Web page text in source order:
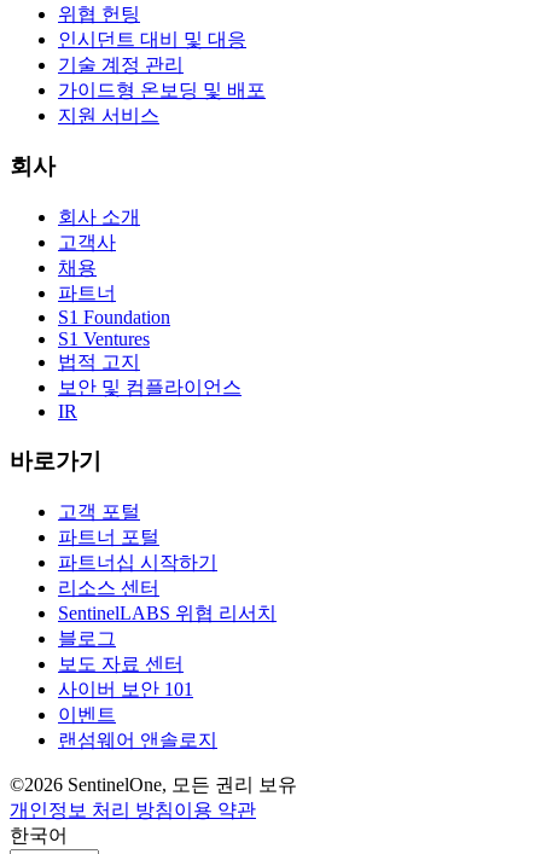
위협 헌팅
인시던트 대비 및 대응
기술 계정 관리
가이드형 온보딩 및 배포
지원 서비스
회사
회사 소개
고객사
채용
파트너
S1 Foundation
S1 Ventures
법적 고지
보안 및 컴플라이언스
IR
바로가기
고객 포털
파트너 포털
파트너십 시작하기
리소스 센터
SentinelLABS 위협 리서치
블로그
보도 자료 센터
사이버 보안 101
이벤트
랜섬웨어 앤솔로지
©2026 SentinelOne, 모든 권리 보유
개인정보 처리 방침이용 약관
한국어